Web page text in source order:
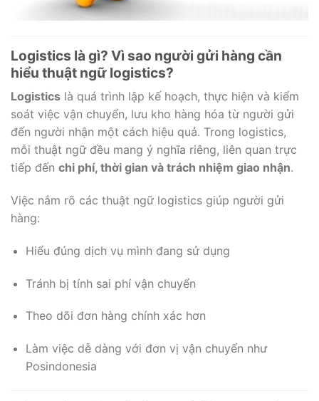
Logistics là gì? Vì sao người gửi hàng cần
hiểu thuật ngữ logistics?
Logistics là quá trình lập kế hoạch, thực hiện và kiểm
soát việc vận chuyển, lưu kho hàng hóa từ người gửi
đến người nhận một cách hiệu quả. Trong logistics,
mỗi thuật ngữ đều mang ý nghĩa riêng, liên quan trực
tiếp đến chi phí, thời gian và trách nhiệm giao nhận.
Việc nắm rõ các thuật ngữ logistics giúp người gửi
hàng:
Hiểu đúng dịch vụ mình đang sử dụng
Tránh bị tính sai phí vận chuyển
Theo dõi đơn hàng chính xác hơn
Làm việc dễ dàng với đơn vị vận chuyển như
Posindonesia